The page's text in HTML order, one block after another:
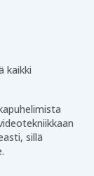
kaikki
sillä